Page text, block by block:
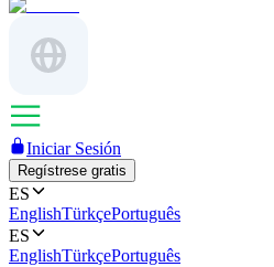
Iniciar Sesión
Regístrese gratis
ES
EnglishTürkçePortuguês
ES
EnglishTürkçePortuguês